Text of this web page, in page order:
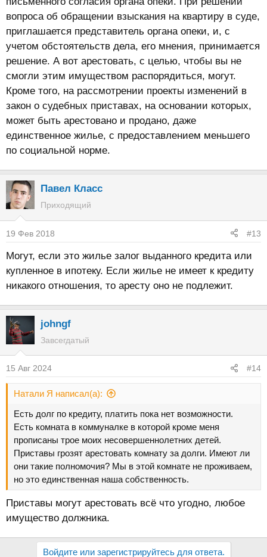
вопроса об обращении взыскания на квартиру в суде,
приглашается представитель органа опеки, и, с
учетом обстоятельств дела, его мнения, принимается
решение. А вот арестовать, с целью, чтобы вы не
смогли этим имуществом распорядиться, могут.
Кроме того, на рассмотрении проекты изменений в
закон о судебных приставах, на основании которых,
может быть арестовано и продано, даже
единственное жилье, с предоставлением меньшего
по социальной норме.
Павел Класс
Приходящий
19 Фев 2018 #13
Могут, если это жилье залог выданного кредита или
купленное в ипотеку. Если жилье не имеет к кредиту
никакого отношения, то аресту оно не подлежит.
johngf
Завсегдатый
15 Авг 2024 #14
Натали Я написал(а):
Есть долг по кредиту, платить пока нет возможности.
Есть комната в коммуналке в которой кроме меня
прописаны трое моих несовершеннолетних детей.
Приставы грозят арестовать комнату за долги. Имеют ли
они такие полномочия? Мы в этой комнате не проживаем,
но это единственная наша собственность.
Приставы могут арестовать всё что угодно, любое
имущество должника.
Войдите или зарегистрируйтесь для ответа.